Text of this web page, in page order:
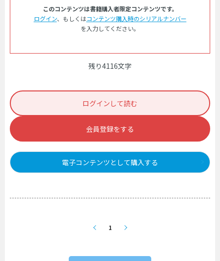
このコンテンツは書籍購入者限定コンテンツです。
ログイン、もしくはコンテンツ購入時のシリアルナンバー
を入力してください。
残り4116文字
ログインして読む
会員登録をする
電子コンテンツとして購入する
1